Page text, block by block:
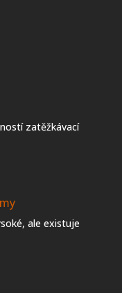
zatěžkávací
ale existuje